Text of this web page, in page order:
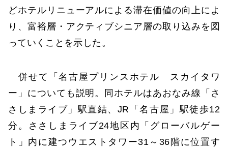
どホテルリニューアルによる滞在価値の向上によ
り、富裕層・アクティブシニア層の取り込みを図
っていくことを示した。
併せて「名古屋プリンスホテル スカイタワ
ー」についても説明。同ホテルはあおなみ線「さ
さしまライブ」駅直結、JR「名古屋」駅徒歩12
分。ささしまライブ24地区内「グローバルゲー
ト」内に建つウエストタワー31～36階に位置す